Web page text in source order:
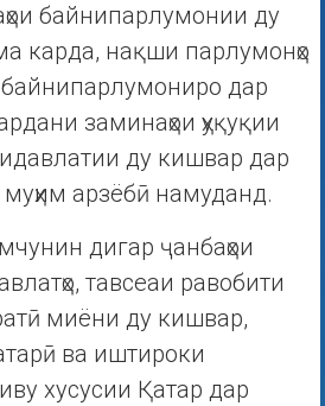
байнипарлумонии ду
карда, нақши парлумонҳо
байнипарлумониро дар
заминаҳои ҳуқуқии
ду кишвар дар
муҳим арзёбӣ намуданд.
дигар ҷанбаҳои
тавсеаи равобити
миёни ду кишвар,
ва иштироки
хусусии Қатар дар